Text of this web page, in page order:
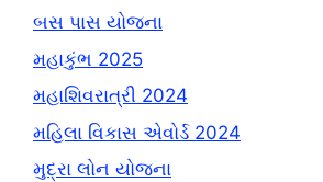
બસ પાસ યોજના
મહાકુંભ 2025
મહાશિવરાત્રી 2024
મહિલા વિકાસ એવોર્ડ 2024
મુદ્રા લોન યોજના